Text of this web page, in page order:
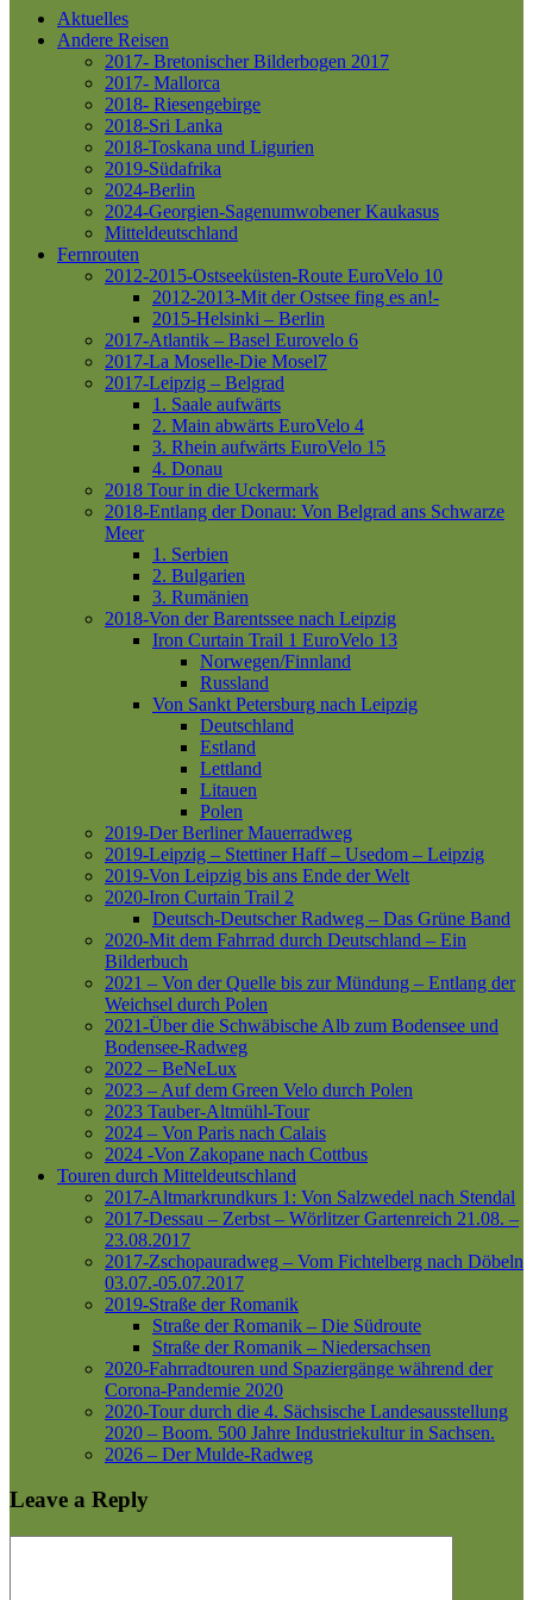
Aktuelles
Andere Reisen
2017- Bretonischer Bilderbogen 2017
2017- Mallorca
2018- Riesengebirge
2018-Sri Lanka
2018-Toskana und Ligurien
2019-Südafrika
2024-Berlin
2024-Georgien-Sagenumwobener Kaukasus
Mitteldeutschland
Fernrouten
2012-2015-Ostseeküsten-Route EuroVelo 10
2012-2013-Mit der Ostsee fing es an!-
2015-Helsinki – Berlin
2017-Atlantik – Basel Eurovelo 6
2017-La Moselle-Die Mosel7
2017-Leipzig – Belgrad
1. Saale aufwärts
2. Main abwärts EuroVelo 4
3. Rhein aufwärts EuroVelo 15
4. Donau
2018 Tour in die Uckermark
2018-Entlang der Donau: Von Belgrad ans Schwarze
Meer
1. Serbien
2. Bulgarien
3. Rumänien
2018-Von der Barentssee nach Leipzig
Iron Curtain Trail 1 EuroVelo 13
Norwegen/Finnland
Russland
Von Sankt Petersburg nach Leipzig
Deutschland
Estland
Lettland
Litauen
Polen
2019-Der Berliner Mauerradweg
2019-Leipzig – Stettiner Haff – Usedom – Leipzig
2019-Von Leipzig bis ans Ende der Welt
2020-Iron Curtain Trail 2
Deutsch-Deutscher Radweg – Das Grüne Band
2020-Mit dem Fahrrad durch Deutschland – Ein
Bilderbuch
2021 – Von der Quelle bis zur Mündung – Entlang der
Weichsel durch Polen
2021-Über die Schwäbische Alb zum Bodensee und
Bodensee-Radweg
2022 – BeNeLux
2023 – Auf dem Green Velo durch Polen
2023 Tauber-Altmühl-Tour
2024 – Von Paris nach Calais
2024 -Von Zakopane nach Cottbus
Touren durch Mitteldeutschland
2017-Altmarkrundkurs 1: Von Salzwedel nach Stendal
2017-Dessau – Zerbst – Wörlitzer Gartenreich 21.08. –
23.08.2017
2017-Zschopauradweg – Vom Fichtelberg nach Döbeln
03.07.-05.07.2017
2019-Straße der Romanik
Straße der Romanik – Die Südroute
Straße der Romanik – Niedersachsen
2020-Fahrradtouren und Spaziergänge während der
Corona-Pandemie 2020
2020-Tour durch die 4. Sächsische Landesausstellung
2020 – Boom. 500 Jahre Industriekultur in Sachsen.
2026 – Der Mulde-Radweg
Leave a Reply